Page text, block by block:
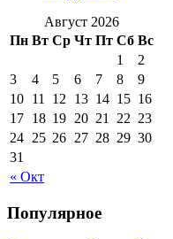
Август 2026
Пн Вт Ср Чт Пт Сб Вс
« Окт
1
2
3
4 5 6 7 8
9
10 11 12 13 14 15 16
17 18 19 20 21 22 23
24 25 26 27 28 29 30
31
Популярное